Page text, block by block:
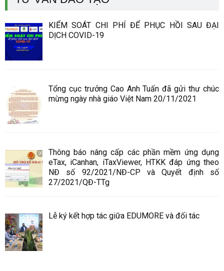
KIỂM SOÁT CHI PHÍ ĐỂ PHỤC HỒI SAU ĐẠI
DỊCH COVID-19
Tổng cục trưởng Cao Anh Tuấn đã gửi thư chúc
mừng ngày nhà giáo Việt Nam 20/11/2021
Thông báo nâng cấp các phần mềm ứng dụng
eTax, iCanhan, iTaxViewer, HTKK đáp ứng theo
NĐ số 92/2021/NĐ-CP và Quyết định số
27/2021/QĐ-TTg
Lễ ký kết hợp tác giữa EDUMORE và đối tác